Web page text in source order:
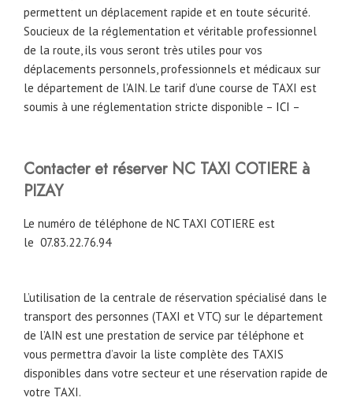
permettent un déplacement rapide et en toute sécurité.
Soucieux de la réglementation et véritable professionnel
de la route, ils vous seront très utiles pour vos
déplacements personnels, professionnels et médicaux sur
le département de l’AIN. Le tarif d’une course de TAXI est
soumis à une réglementation stricte disponible – ICI –
Contacter et réserver NC TAXI COTIERE à
PIZAY
Le numéro de téléphone de NC TAXI COTIERE est
le 07.83.22.76.94
L’utilisation de la centrale de réservation spécialisé dans le
transport des personnes (TAXI et VTC) sur le département
de l’AIN est une prestation de service par téléphone et
vous permettra d’avoir la liste complète des TAXIS
disponibles dans votre secteur et une réservation rapide de
votre TAXI.